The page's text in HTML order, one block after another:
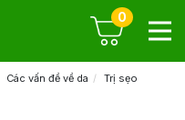
0
Các vấn đề về da Trị sẹo